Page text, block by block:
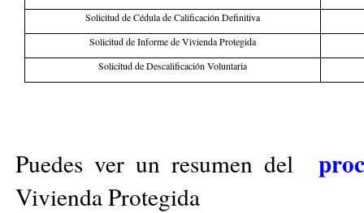
Solicitud de Cédula de Calificación Definitiva
Solicitud de Informe de Vivienda Protegida
Solicitud de Descalificación Voluntaria
Puedes ver un resumen del
Vivienda Protegida